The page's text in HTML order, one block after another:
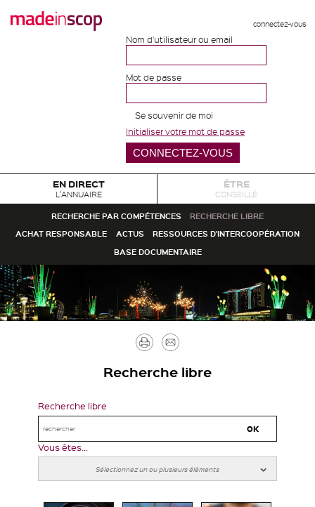
connectez-vous
Nom d'utilisateur ou email
Mot de passe
Se souvenir de moi
Initialiser votre mot de passe
EN DIRECT
L'ANNUAIRE
ÊTRE
CONSEILLÉ
RECHERCHE PAR COMPÉTENCES
RECHERCHE LIBRE
ACHAT RESPONSABLE
ACTUS
RESSOURCES D'INTERCOOPÉRATION
BASE DOCUMENTAIRE
Imprimer
Recherche libre
Recherche libre
Vous êtes...